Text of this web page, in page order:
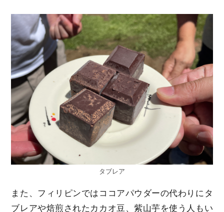
タブレア
また、フィリピンではココアパウダーの代わりにタ
ブレアや焙煎されたカカオ豆、紫山芋を使う人もい